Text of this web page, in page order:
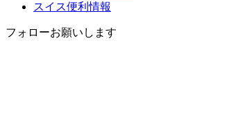
スイス便利情報
フォローお願いします